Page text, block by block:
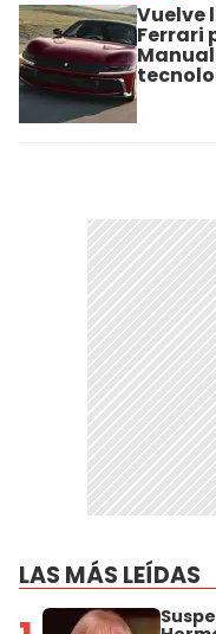
Vuelve
Ferrari
LAS MÁS LEÍDAS